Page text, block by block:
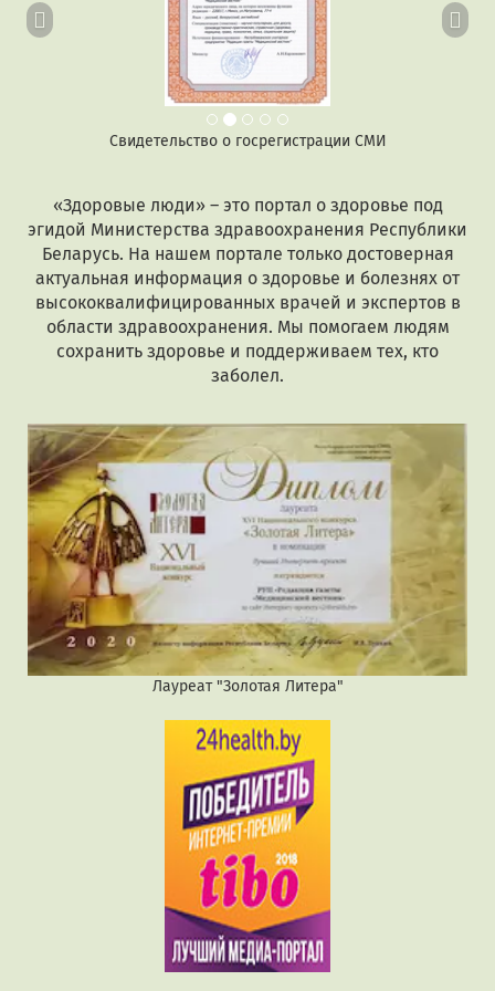
Свидетельство о госрегистрации СМИ
«Здоровые люди» – это портал о здоровье под
эгидой Министерства здравоохранения Республики
Беларусь. На нашем портале только достоверная
актуальная информация о здоровье и болезнях от
высококвалифицированных врачей и экспертов в
области здравоохранения. Мы помогаем людям
сохранить здоровье и поддерживаем тех, кто
заболел.
Лауреат "Золотая Литера"